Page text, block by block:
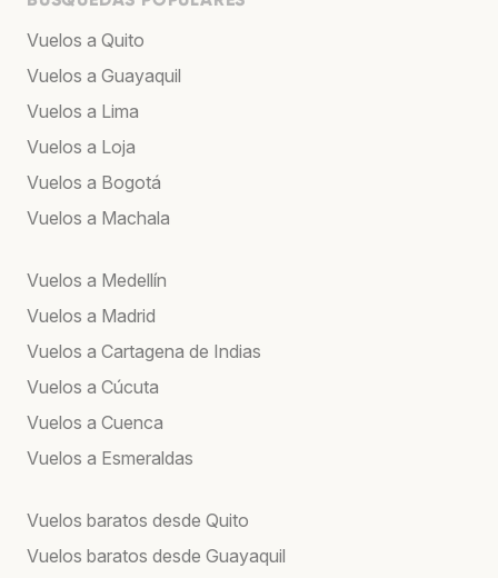
Vuelos a Quito
Vuelos a Guayaquil
Vuelos a Lima
Vuelos a Loja
Vuelos a Bogotá
Vuelos a Machala
Vuelos a Medellín
Vuelos a Madrid
Vuelos a Cartagena de Indias
Vuelos a Cúcuta
Vuelos a Cuenca
Vuelos a Esmeraldas
Vuelos baratos desde Quito
Vuelos baratos desde Guayaquil